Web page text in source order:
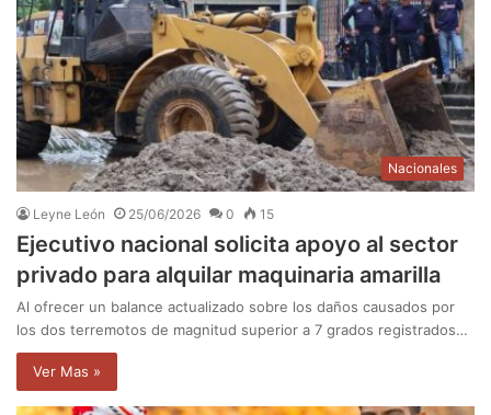
Nacionales
Leyne León 25/06/2026 0 15
Ejecutivo nacional solicita apoyo al sector
privado para alquilar maquinaria amarilla
Al ofrecer un balance actualizado sobre los daños causados por
los dos terremotos de magnitud superior a 7 grados registrados…
Ver Mas »